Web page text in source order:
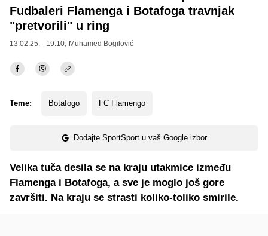
Fudbaleri Flamenga i Botafoga travnjak
"pretvorili" u ring
13.02.25. - 19:10, Muhamed Bogilović
Teme: Botafogo FC Flamengo
Dodajte SportSport u vaš Google izbor
Velika tuča desila se na kraju utakmice između
Flamenga i Botafoga, a sve je moglo još gore
završiti. Na kraju se strasti koliko-toliko smirile.